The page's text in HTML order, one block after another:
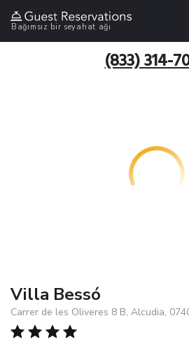
Bağımsız bir seyahat ağı
(833) 314-
Villa Bessó
Carrer de les Oliveres 8 B, Alcudia,